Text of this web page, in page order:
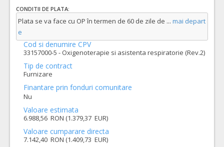
CONDITII DE PLATA:
Plata se va face cu OP în termen de 60 de zile de ... mai depart
e
Cod si denumire CPV
33157000-5 - Oxigenoterapie si asistenta respiratorie (Rev.2)
Tip de contract
Furnizare
Finantare prin fonduri comunitare
Nu
Valoare estimata
6.988,56 RON (1.379,37 EUR)
Valoare cumparare directa
7.142,40 RON (1.409,73 EUR)